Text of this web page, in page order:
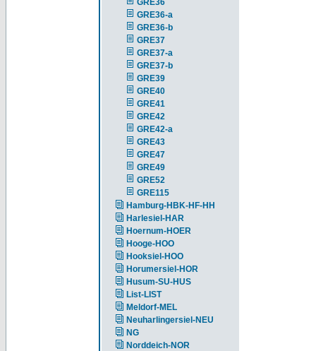
GRE36
GRE36-a
GRE36-b
GRE37
GRE37-a
GRE37-b
GRE39
GRE40
GRE41
GRE42
GRE42-a
GRE43
GRE47
GRE49
GRE52
GRE115
Hamburg-HBK-HF-HH
Harlesiel-HAR
Hoernum-HOER
Hooge-HOO
Hooksiel-HOO
Horumersiel-HOR
Husum-SU-HUS
List-LIST
Meldorf-MEL
Neuharlingersiel-NEU
NG
Norddeich-NOR